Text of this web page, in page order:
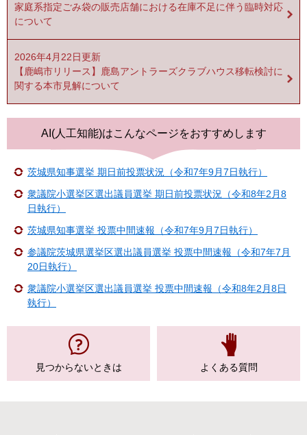
家庭系指定ごみ袋の販売店舗における在庫不足に伴う臨時対応
について
2026年4月22日更新
【鹿嶋市リリース】鹿島アントラーズクラブハウス移転検討に
関する本市見解について
AI(人工知能)はこんなページをおすすめします
茨城県知事選挙 期日前投票状況（令和7年9月7日執行）
衆議院小選挙区選出議員選挙 期日前投票状況（令和8年2月8
日執行）
茨城県知事選挙 投票中間速報（令和7年9月7日執行）
参議院茨城県選挙区選出議員選挙 投票中間速報（令和7年7月
20日執行）
衆議院小選挙区選出議員選挙 投票中間速報（令和8年2月8日
執行）
見つからないときは よくある質問